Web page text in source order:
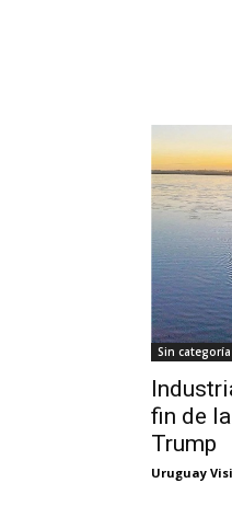
Sin categoría
fin de
Trump
Uruguay